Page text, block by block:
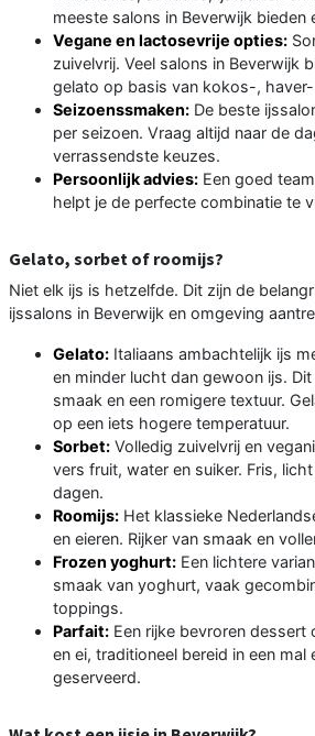
meeste salons in Beverwijk bieden
Vegane en lactosevrije opties:
zuivelvrij. Veel salons in Beverwijk
gelato op basis van kokos-,
Seizoenssmaken: De beste
per seizoen. Vraag altijd naar de
verrassendste keuzes.
Persoonlijk advies: Een goed
helpt je de perfecte combinatie te
Gelato, sorbet of roomijs?
Niet elk ijs is hetzelfde. Dit zijn de
ijssalons in Beverwijk en omgeving
Gelato: Italiaans ambachtelijk ijs
en minder lucht dan gewoon ijs.
smaak en een romigere textuur.
op een iets hogere temperatuur.
Sorbet: Volledig zuivelvrij en
vers fruit, water en suiker. Fris,
dagen.
Roomijs: Het klassieke
en eieren. Rijker van smaak en
Frozen yoghurt: Een lichtere
smaak van yoghurt, vaak
toppings.
Parfait: Een rijke bevroren
en ei, traditioneel bereid in een mal
geserveerd.